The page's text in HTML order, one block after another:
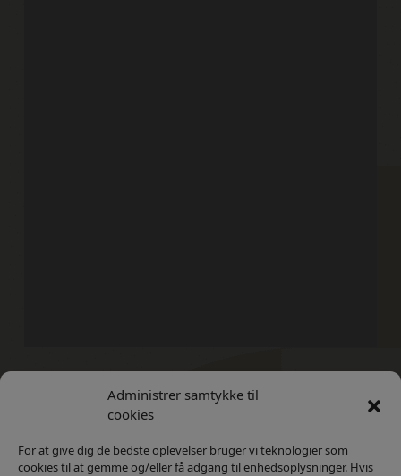
Administrer samtykke til
cookies
For at give dig de bedste oplevelser bruger vi teknologier som
cookies til at gemme og/eller få adgang til enhedsoplysninger. Hvis
Kontakt